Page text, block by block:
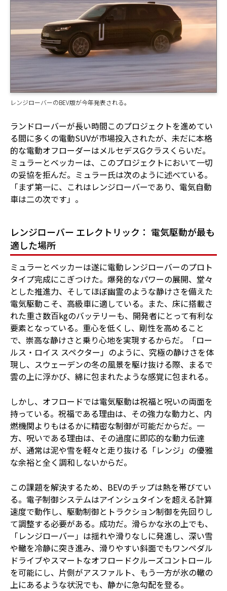
レンジローバーのBEV版が今年発表される。
ランドローバーが長い時間このプロジェクトを進めてい
る間に多くの電動SUVが市場投入されたが、未だに本格
的な電動オフローダーはメルセデスGクラスくらいだ。
ミュラーとベッカーは、このプロジェクトにおいて一切
の妥協を拒んだ。ミュラー氏は次のように述べている。
「まず第一に、これはレンジローバーであり、電気自動
車は二の次です」。
レンジローバー エレクトリック： 電気駆動が最も
適した場所
ミュラーとベッカーは遂に電動レンジローバーのプロト
タイプ完成にこぎつけた。爆発的なパワーの展開、堂々
とした推進力、そしてほぼ幽霊のような静けさを備えた
電気駆動こそ、高級車に適している。また、床に搭載さ
れた重さ数百kgのバッテリーも、開発者にとって有利な
要素となっている。重心を低くし、剛性を高めること
で、崇高な静けさと乗り心地を実現するからだ。「ロー
ルス・ロイス スペクター」のように、究極の静けさを体
現し、スウェーデンの冬の風景を駆け抜ける際、まるで
雲の上に浮かび、綿に包まれたような感覚に包まれる。
しかし、オフロードでは電気駆動は祝福と呪いの両面を
持っている。祝福である理由は、その強力な動力と、内
燃機関よりもはるかに精密な制御が可能だからだ。一
方、呪いである理由は、その過度に即応的な動力伝達
が、通常は泥や雪を軽々と走り抜ける「レンジ」の優雅
な余裕と全く調和しないからだ。
この課題を解決するため、BEVのチップは熱を帯びてい
る。電子制御システムはアインシュタインを超える計算
速度で動作し、駆動制御とトラクション制御を先回りし
て調整する必要がある。成功だ。滑らかな氷の上でも、
「レンジローバー」は揺れや滑りなしに発進し、深い雪
や轍を冷静に突き進み、滑りやすい斜面でもワンペダル
ドライブやスマートなオフロードクルーズコントロール
を可能にし、片側がアスファルト、もう一方が氷の轍の
上にあるような状況でも、静かに急勾配を登る。